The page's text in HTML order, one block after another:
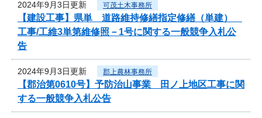
2024年9月3日更新 可茂土木事務所
【建設工事】県単 道路維持修繕指定修繕（単建）
工事/工維3単第維修照－1号に関する一般競争入札公
告
2024年9月3日更新 郡上農林事務所
【郡治第0610号】予防治山事業 田ノ上地区工事に関
する一般競争入札公告